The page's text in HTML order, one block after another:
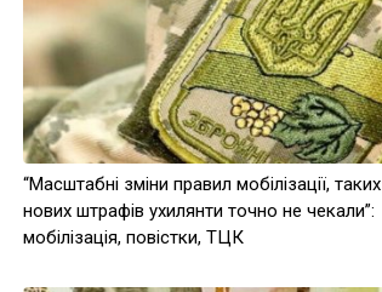
“Масштабні зміни правил мобілізації, таких
нових штрафів ухилянти точно не чекали”:
мобілізація, повістки, ТЦК